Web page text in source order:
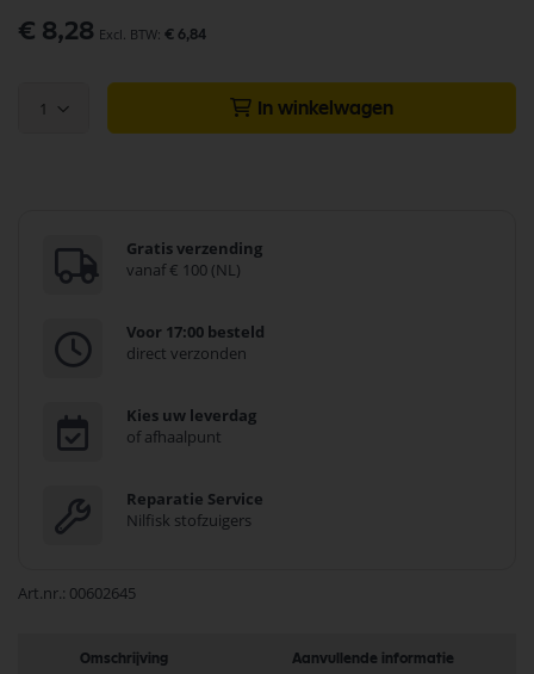
€ 8,28 € 6,84
1 In winkelwagen
Gratis verzending
vanaf € 100 (NL)
Voor 17:00 besteld
direct verzonden
Kies uw leverdag
of afhaalpunt
Reparatie Service
Nilfisk stofzuigers
Art.nr. 00602645
Omschrijving Aanvullende informatie